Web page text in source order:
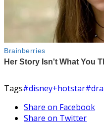
Tags#disney+hotstar
Share on Facebook
Share on Twitter